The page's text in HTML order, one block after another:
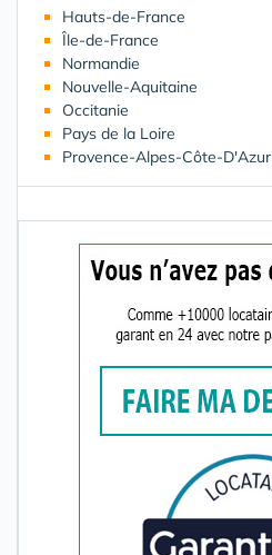
Hauts-de-France
Île-de-France
Normandie
Nouvelle-Aquitaine
Occitanie
Pays de la Loire
Provence-Alpes-Côte-D'Azur